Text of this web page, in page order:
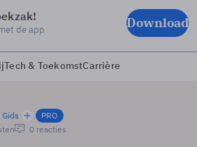
de app Download
Tech & ToekomstCarrière
PRO
0 reacties